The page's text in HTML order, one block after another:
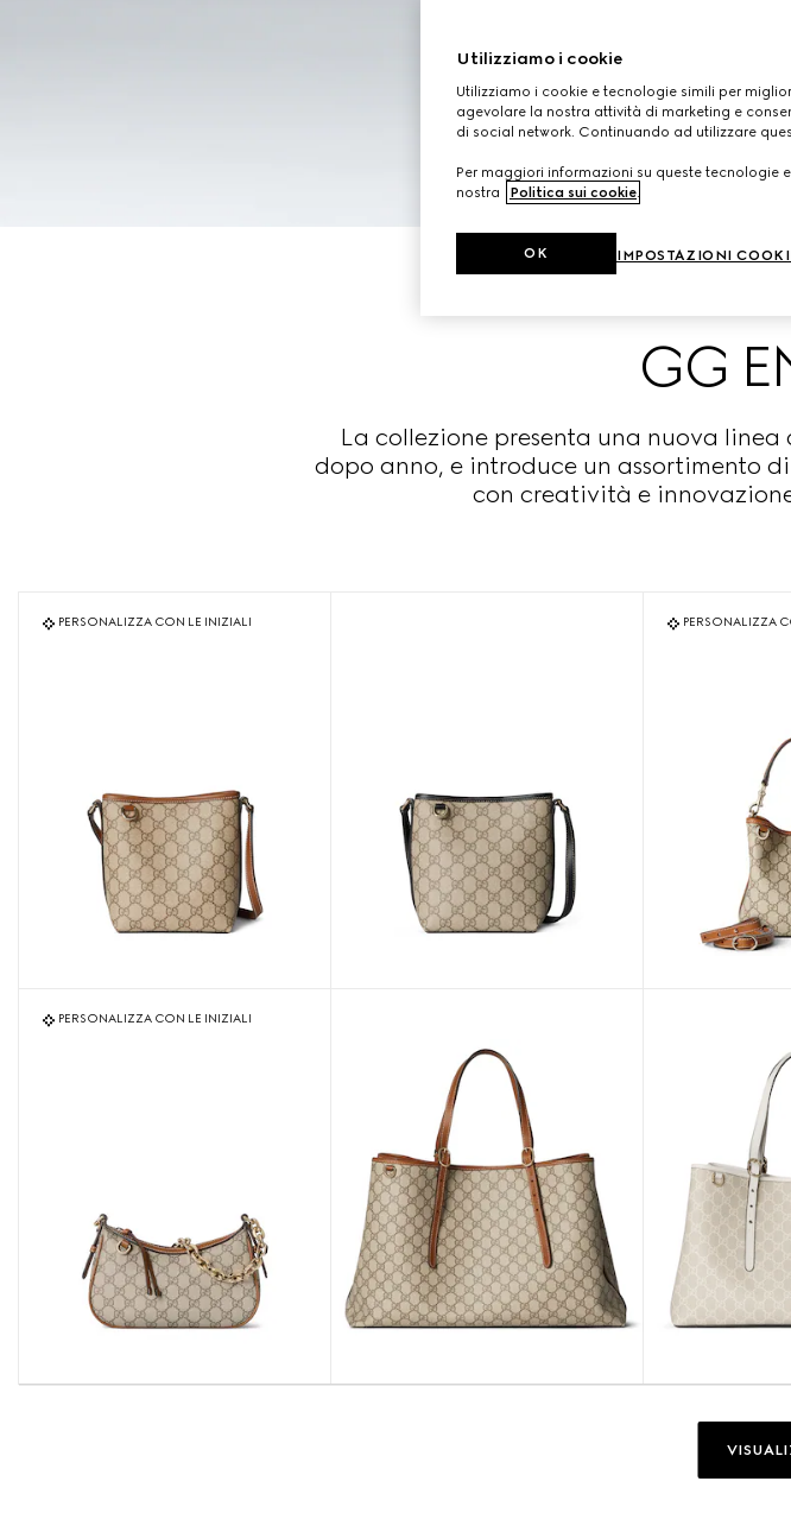
GG
La collezione presenta una nuova
dopo anno, e introduce un assortimento
con creatività e
PERSONALIZZA CON LE INIZIALI PERSONALIZZA
PERSONALIZZA CON LE INIZIALI
Utilizziamo i cookie
Utilizziamo i cookie e tecnologie simili per
agevolare la nostra attività di marketing e
di social network. Continuando ad utilizzare
Per maggiori informazioni su queste tecnologie
nostra
Politica sui cookie.
IMPOSTAZIONI
OK